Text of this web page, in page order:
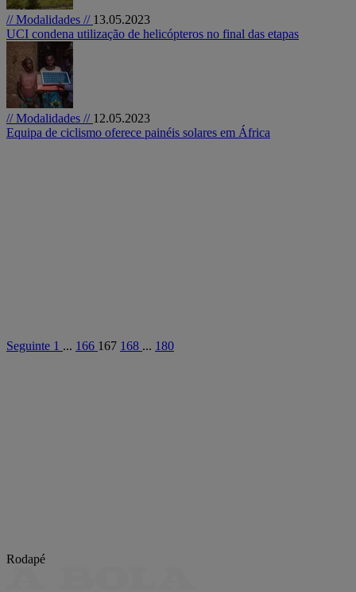
// Modalidades // 13.05.2023
UCI condena utilização de helicópteros no final das etapas
// Modalidades // 12.05.2023
Equipa de ciclismo oferece painéis solares em África
Seguinte 1 ... 166 167 168 ... 180
Rodapé